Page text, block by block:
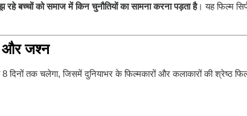
बच्चों को समाज में किन चुनौतियों का सामना करना पड़ता है। यह फिल्म
और जश्न
8 दिनों तक चलेगा, जिसमें दुनियाभर के फिल्मकारों और कलाकारों की श्रेष्ठ